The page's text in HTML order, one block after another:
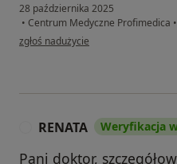
28 października 2025
• Centrum Medyczne Profimedica •
w opinii użytkownika Sviatlana
zgłoś nadużycie
RENATA Weryfikacja
Pani doktor,